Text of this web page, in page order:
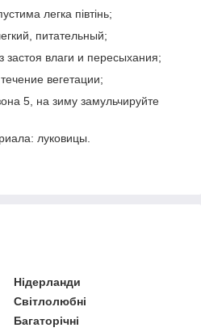
легка півтінь;
питательный;
влаги и пересыхания;
вегетации;
5, на зиму замульчируйте
луковицы.
Нідерланди
Світлолюбні
Багаторічні